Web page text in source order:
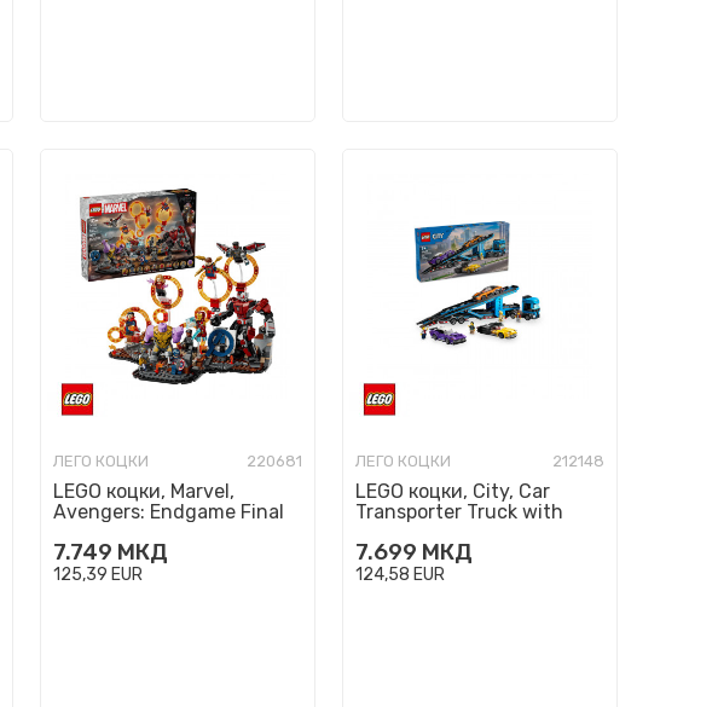
ЛЕГО КОЦКИ 220681
LEGO коцки, Marvel,
Avengers: Endgame Final
7.749 МКД
125,39 EUR
ЛЕГО КОЦКИ 212148
LEGO коцки, City, Car
Transporter Truck with
7.699 МКД
124,58 EUR